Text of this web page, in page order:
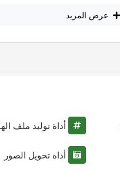
عرض المزيد
أداة توليد ملف
أداة تحويل الصور